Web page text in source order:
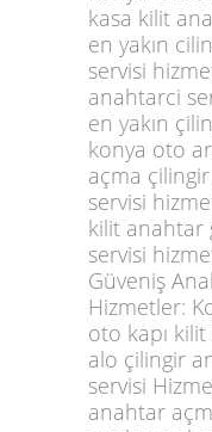
kasa kilit
en yakın
servisi
anahtarci
en yakın
konya oto
açma
servisi
kilit anahtar
servisi
Güveniş
Hizmetler:
oto kapı kilit
alo çilingir
servisi
anahtar